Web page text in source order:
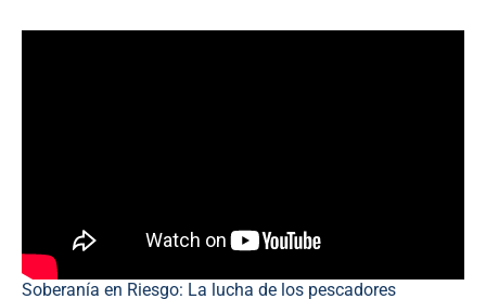
Soberanía en Riesgo: La lucha de los pescadores